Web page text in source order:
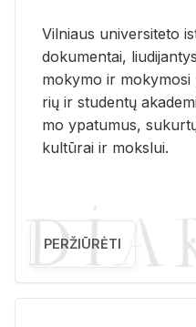
Vil­niaus uni­ver­si­te­to
do­ku­men­tai,
mo­ky­mo ir
rių ir stu­den­tų
mo ypa­tu­mus,
kul­tū­rai ir moks­lui.
PERŽIŪRĖTI